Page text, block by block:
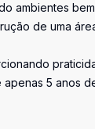
ambientes
de uma
5 anos